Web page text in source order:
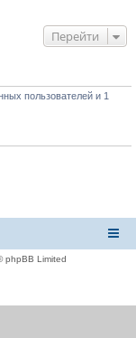
Перейти
пользователей и 1
phpBB Limited